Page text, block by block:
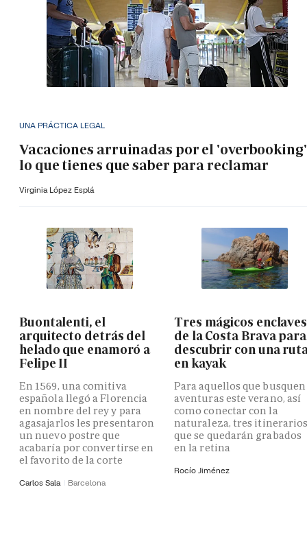
UNA PRÁCTICA LEGAL
Vacaciones arruinadas por el
lo que tienes que saber para reclamar
Virginia López Esplá
Buontalenti, el
arquitecto detrás del
helado que enamoró a
Felipe II
En 1569, una comitiva
española llegó a Florencia
en nombre del rey y para
agasajarlos les presentaron
un nuevo postre que
acabaría por convertirse en
el favorito de la corte
Carlos Sala Barcelona
Tres mágicos enclaves
de la Costa Brava para
descubrir con una
en kayak
Para aquellos que busquen
aventuras este verano, así
como conectar con la
naturaleza, tres
que se quedarán grabados
en la retina
Rocío Jiménez